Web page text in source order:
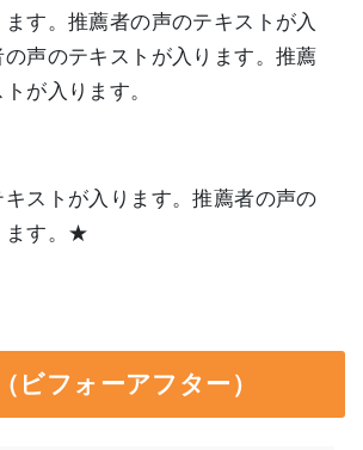
す。推薦者の声のテキストが入
の声のテキストが入ります。推薦
が入ります。
ストが入ります。推薦者の声の
ます。★
ビフォーアフター）